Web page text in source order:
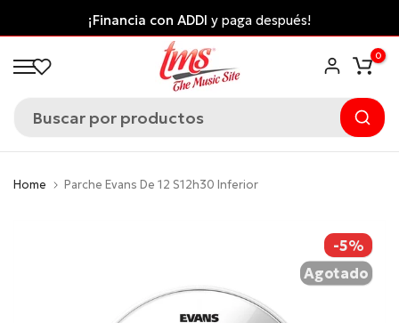
al
contenido
¡Financia con ADDI y paga después!
0
Home Parche Evans De 12 S12h30 Inferior
-5%
Agotado